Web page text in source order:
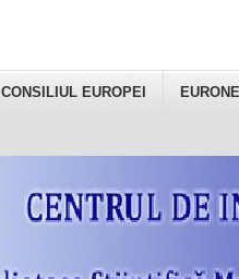
CONSILIUL EUROPEI